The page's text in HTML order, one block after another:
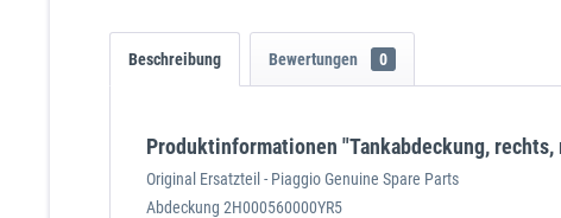
Beschreibung Bewertungen 0
Produktinformationen "Tankabdeckung,
Original Ersatzteil - Piaggio Genuine Spare Parts
Abdeckung 2H000560000YR5